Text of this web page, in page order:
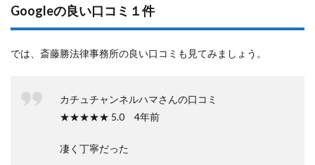
Googleの良い口コミ１件
では、斎藤勝法律事務所の良い口コミも見てみましょう。
カチュチャンネルハマさんの口コミ
★★★★★ 5.0 4年前
凄く丁寧だった